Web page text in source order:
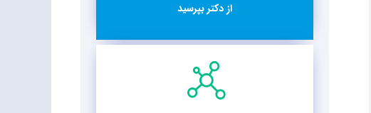
از دکتر بپرسید